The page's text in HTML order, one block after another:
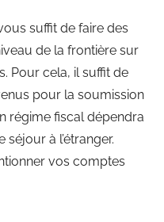
suffit de faire des
de la frontière sur
Pour cela, il suffit de
pour la soumission
régime fiscal dépendra
à l’étranger.
vos comptes